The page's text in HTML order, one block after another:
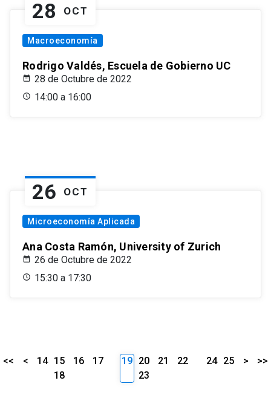
28 OCT
Macroeconomía
Rodrigo Valdés, Escuela de Gobierno UC
28 de Octubre de 2022
14:00 a 16:00
26 OCT
Microeconomía Aplicada
Ana Costa Ramón, University of Zurich
26 de Octubre de 2022
15:30 a 17:30
<< < 14 15 16
17
18
19 20 21
22
23
24 25 > >>